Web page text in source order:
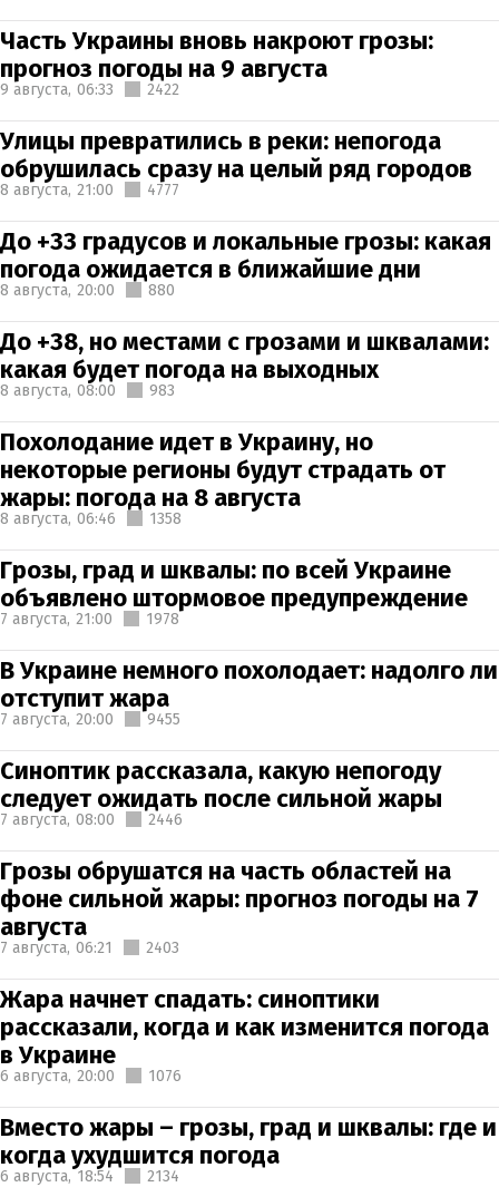
Часть Украины вновь накроют грозы:
прогноз погоды на 9 августа
9 августа, 06:33 2422
Улицы превратились в реки: непогода
обрушилась сразу на целый ряд городов
8 августа, 21:00 4777
До +33 градусов и локальные грозы: какая
погода ожидается в ближайшие дни
8 августа, 20:00 880
До +38, но местами с грозами и шквалами:
какая будет погода на выходных
8 августа, 08:00 983
Похолодание идет в Украину, но
некоторые регионы будут страдать от
жары: погода на 8 августа
8 августа, 06:46 1358
Грозы, град и шквалы: по всей Украине
объявлено штормовое предупреждение
7 августа, 21:00 1978
В Украине немного похолодает: надолго ли
отступит жара
7 августа, 20:00 9455
Синоптик рассказала, какую непогоду
следует ожидать после сильной жары
7 августа, 08:00 2446
Грозы обрушатся на часть областей на
фоне сильной жары: прогноз погоды на 7
августа
7 августа, 06:21 2403
Жара начнет спадать: синоптики
рассказали, когда и как изменится погода
в Украине
6 августа, 20:00 1076
Вместо жары – грозы, град и шквалы: где и
когда ухудшится погода
6 августа, 18:54 2134